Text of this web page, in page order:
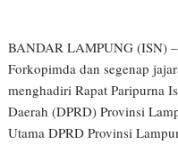
BANDAR LAMPUNG (ISN)
Forkopimda dan segenap
menghadiri Rapat Paripurna
Daerah (DPRD) Provinsi
Utama DPRD Provinsi